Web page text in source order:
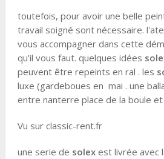
toutefois, pour avoir une belle
travail soigné sont nécessaire.
vous accompagner dans cette
qu'il vous faut. quelques idées
peuvent être repeints en ral . les
luxe (gardeboues en mai . une
entre nanterre place de la boule
Vu sur classic-rent.fr
une serie de solexest livrée avec